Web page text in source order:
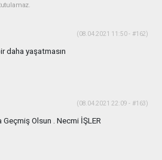
(08.04.2021 11:50 - #162)
daha yaşatmasın
(08.04.2021 22:09 - #163)
Olsun . Necmi İŞLER